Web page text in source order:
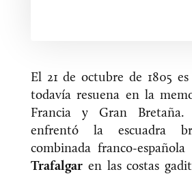
El 21 de octubre de 1805
todavía resuena en la
Francia y Gran
enfrentó la escuadra
combinada franco-
Trafalgaren las costas